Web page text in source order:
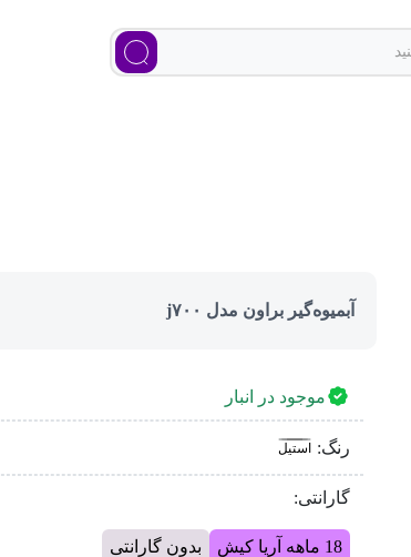
آبمیوه‌گیر براون مدل j۷۰۰
موجود در انبار
رنگ: استیل
گارانتی:
18 ماهه آریا کیش بدون گارانتی